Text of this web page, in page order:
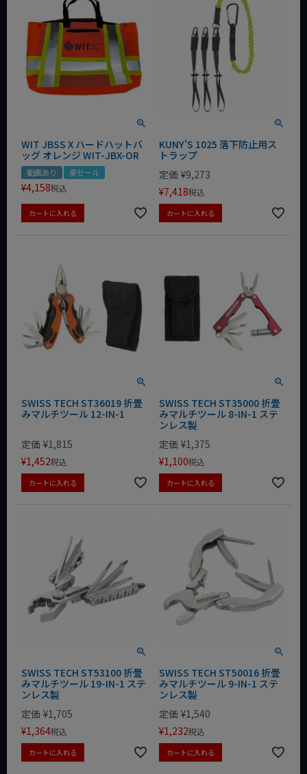
WIT JBSS X ハードハットバ
ッグ オレンジ WIT-JBX-OR
動画あり 夏セール
¥4,158税込
カートに入れる
KUNY'S 1025 落下防止用ス
トラップ
定価 ¥9,273
¥7,418税込
カートに入れる
SWISS TECH ST36019 折畳
みマルチツール 12-IN-1
定価 ¥1,815
¥1,452税込
カートに入れる
SWISS TECH ST35000 折畳
みマルチツール 8-IN-1 ステ
ンレス製
定価 ¥1,375
¥1,100税込
カートに入れる
SWISS TECH ST53100 折畳
みマルチツール 19-IN-1 ステ
ンレス製
定価 ¥1,705
¥1,364税込
カートに入れる
SWISS TECH ST50016 折畳
みマルチツール 9-IN-1 ステ
ンレス製
定価 ¥1,540
¥1,232税込
カートに入れる